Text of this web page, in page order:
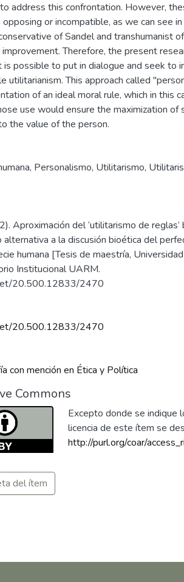
address this confrontation. However,
or incompatible, as we can see
of Sandel and transhumanist
Therefore, the present
possible to put in dialogue and seek to
utilitarianism. This approach called
of an ideal moral rule, which in this
use would ensure the maximization of
the value of the person.
, Personalismo, Utilitarismo,
Aproximación del ‘utilitarismo de
a la discusión bioética del
humana [Tesis de maestría,
Institucional UARM.
20.500.12833/2470
20.500.12833/2470
con mención en Ética y Política
Commons
Excepto donde se indique
licencia de este ítem se
http://purl.org/coar/
del ítem